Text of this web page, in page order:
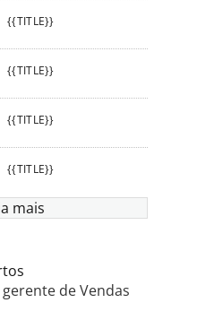
{{TITLE}}
{{TITLE}}
{{TITLE}}
{{TITLE}}
mais
de Vendas